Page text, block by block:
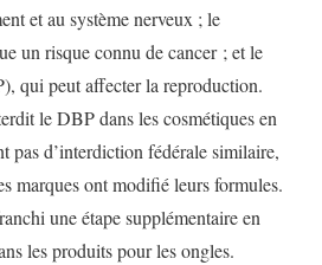
et au système nerveux ; le
un risque connu de cancer ; et le
qui peut affecter la reproduction.
le DBP dans les cosmétiques en
pas d’interdiction fédérale similaire,
marques ont modifié leurs formules.
une étape supplémentaire en
les produits pour les ongles.